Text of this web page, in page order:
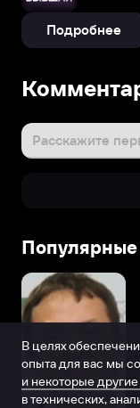
Подробнее
Расскажите
В целях
опыта для вас мы
и некоторые
в технических,